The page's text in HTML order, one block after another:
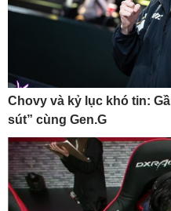
Chovy và kỷ lục khó tin:
sút” cùng Gen.G